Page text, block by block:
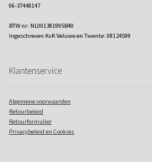
06-37448147
BTW nr: NL001381995B40
Ingeschreven KvK Veluwe en Twente: 08124599
Klantenservice
Algemene voorwaarden
Retourbeleid
Retourformulier
Privacybeleid en Cookies